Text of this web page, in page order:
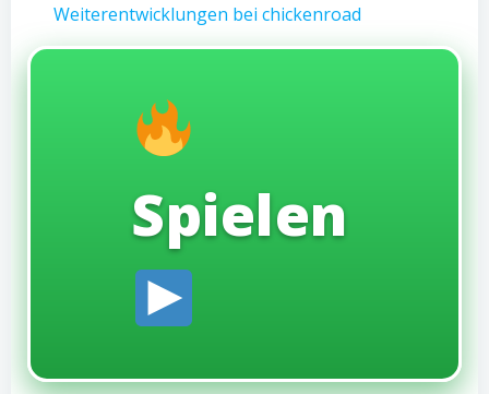
Weiterentwicklungen bei chickenroad
Spielen